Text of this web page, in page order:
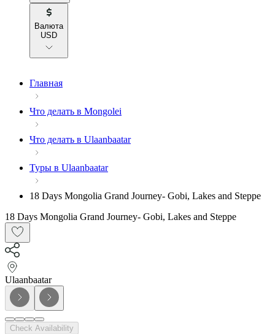
Валюта
USD
Главная
Что делать в Mongolei
Что делать в Ulaanbaatar
Туры в Ulaanbaatar
18 Days Mongolia Grand Journey- Gobi, Lakes and Steppe
18 Days Mongolia Grand Journey- Gobi, Lakes and Steppe
Ulaanbaatar
Check Availability